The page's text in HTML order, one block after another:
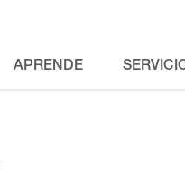
APRENDE